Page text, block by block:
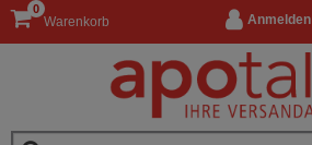
Anmelden
Warenkorb
0